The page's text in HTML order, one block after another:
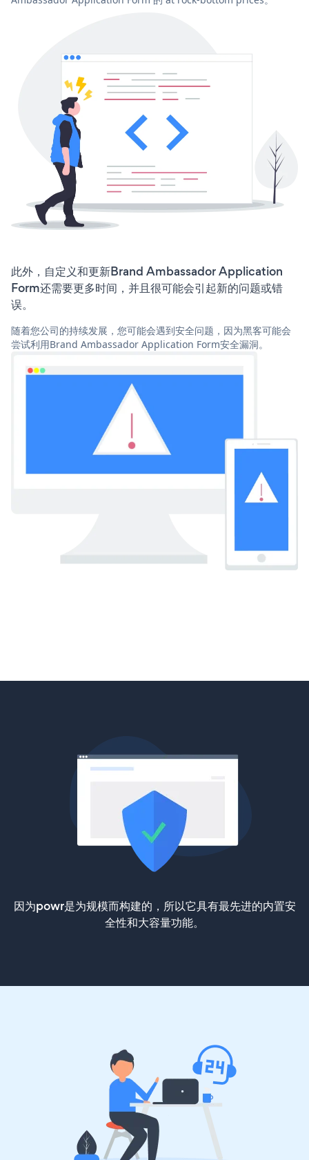
此外，自定义和更新Brand Ambassador Application
Form还需要更多时间，并且很可能会引起新的问题或错
误。
随着您公司的持续发展，您可能会遇到安全问题，因为黑客可能会
尝试利用Brand Ambassador Application Form安全漏洞。
因为powr是为规模而构建的，所以它具有最先进的内置安
全性和大容量功能。